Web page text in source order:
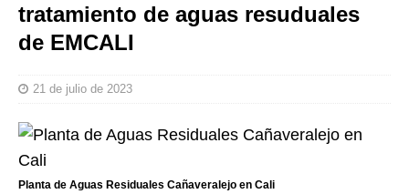
tratamiento de aguas resuduales
de EMCALI
21 de julio de 2023
Planta de Aguas Residuales Cañaveralejo en Cali